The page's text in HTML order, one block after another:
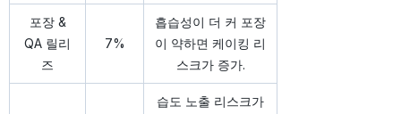
포장 &
QA 릴리
즈
7%
흡습성이 더 커 포장
이 약하면 케이킹 리
스크가 증가.
습도 노출 리스크가